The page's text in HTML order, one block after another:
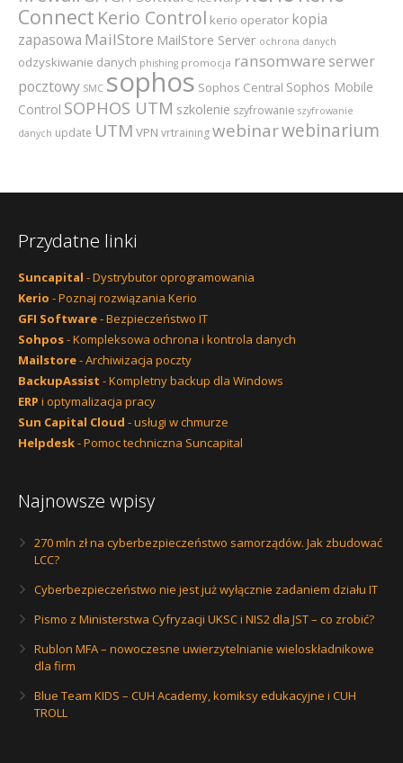
Connect Kerio Control kerio operator kopia
zapasowa MailStore MailStore Server ochrona danych
odzyskiwanie danych phishing promocja ransomware serwer
pocztowy SMC sophos Sophos Central Sophos Mobile
Control SOPHOS UTM szkolenie szyfrowanie szyfrowanie
danych update UTM VPN vrtrainingwebinarwebinarium
Przydatne linki
Suncapital - Dystrybutor oprogramowania
Kerio - Poznaj rozwiązania Kerio
GFI Software- Bezpieczeństwo IT
Sohpos- Kompleksowa ochrona i kontrola danych
Mailstore- Archiwizacja poczty
BackupAssist - Kompletny backup dla Windows
ERP i optymalizacja pracy
Sun Capital Cloud - usługi w chmurze
Helpdesk- Pomoc techniczna Suncapital
Najnowsze wpisy
270 mln zł na cyberbezpieczeństwo samorządów. Jak zbudować
LCC?
Cyberbezpieczeństwo nie jest już wyłącznie zadaniem działu IT
Pismo z Ministerstwa Cyfryzacji UKSC i NIS2 dla JST – co zrobić?
Rublon MFA – nowoczesne uwierzytelnianie wieloskładnikowe
dla firm
Blue Team KIDS – CUH Academy, komiksy edukacyjne i CUH
TROLL